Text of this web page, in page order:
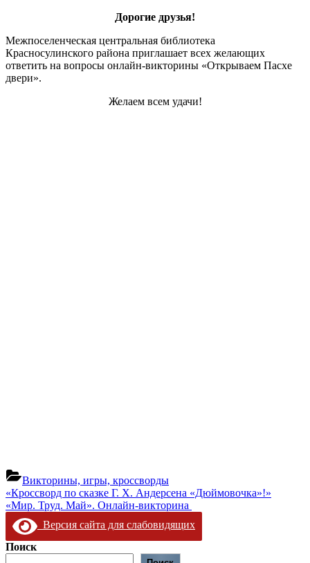
Дорогие друзья!
Межпоселенческая центральная библиотека
Красносулинского района приглашает всех желающих
ответить на вопросы онлайн-викторины «Открываем Пасхе
двери».
Желаем всем удачи!
Викторины, игры, кроссворды
Навигация
по
записям
Предыдущая
запись:
«Кроссворд по сказке Г. Х. Андерсена «Дюймовочка»!»
Следующая
запись:
«Мир. Труд. Май». Онлайн-викторина
Версия сайта для слабовидящих
Поиск